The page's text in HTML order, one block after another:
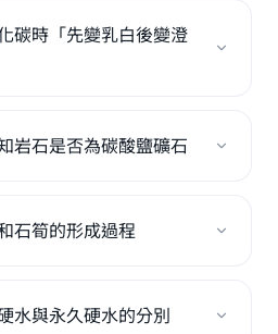
碳時「先變乳白後變澄
岩石是否為碳酸鹽礦石
石筍的形成過程
水與永久硬水的分別